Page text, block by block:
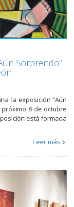
Sorprendo”
la exposición “Aún
8 de octubre
está formada
Leer más